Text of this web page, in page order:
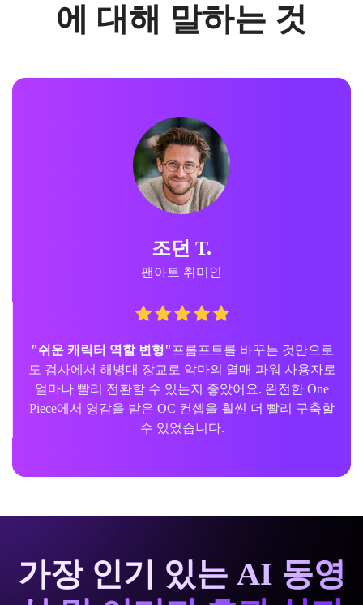
에 대해 말하는 것
조던 T.
팬아트 취미인
"쉬운 캐릭터 역할 변형" 프롬프트를 바꾸는 것만으로
도 검사에서 해병대 장교로 악마의 열매 파워 사용자로
얼마나 빨리 전환할 수 있는지 좋았어요. 완전한 One
Piece에서 영감을 받은 OC 컨셉을 훨씬 더 빨리 구축할
수 있었습니다.
가장 인기 있는 AI 동영